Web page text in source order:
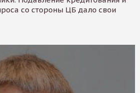
со стороны ЦБ дало свои